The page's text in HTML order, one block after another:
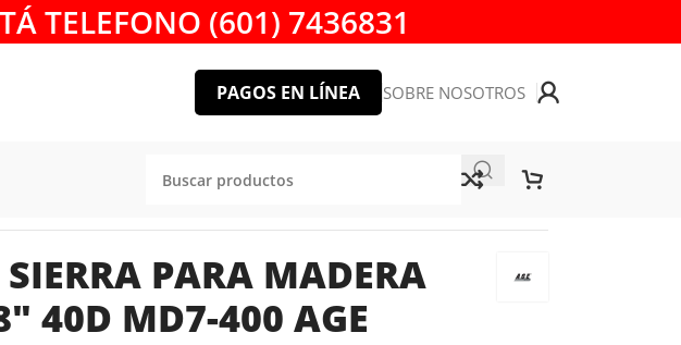
TELEFONO (601) 7436831
PAGOS EN LÍNEA SOBRE NOSOTROS
SIERRA PARA MADERA
40D MD7-400 AGE